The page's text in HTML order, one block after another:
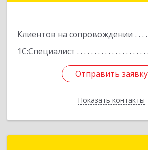
Клиентов на сопровождении
1С:Специалист
Отправить заявку
Показать контакты
Отправить заявку
Назад